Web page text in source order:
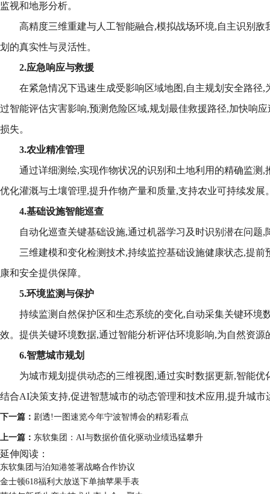
监视和地形分析。
高精度三维重建与人工智能融合,模拟战场环境,自主识别敌
划的真实性与灵活性。
2.应急响应与救援
在紧急情况下迅速生成受影响区域地图,自主规划安全路径,
过智能评估灾害影响,预测危险区域,规划最佳救援路径,加快响
损失。
3.农业精准管理
通过详细测绘,实现作物状况的识别和土地利用的精确监测
优化灌溉与土壤管理,提升作物产量和质量,支持农业可持续发展
4.基础设施智能巡查
自动化巡查关键基础设施,通过机器学习及时识别潜在问题
三维建模和变化检测技术,持续监控基础设施健康状态,提
康和安全提供保障。
5.环境监测与保护
持续监测自然保护区和生态系统的变化,自动采集关键环境
效。提供关键环境数据,通过智能分析评估环境影响,为自然资源
6.智慧城市规划
为城市规划提供动态的三维视图,通过实时数据更新,智能
结合AI决策支持,促进智慧城市的动态管理和技术应用,提升城市
下一篇： 剧透!一图速览今年宁波智博会的精彩看点
上一篇： 东软集团：AI与数据价值化驱动业绩迅猛攀升
延伸阅读：
东软集团与泊知港签署战略合作协议
金士顿618福利大放送下单抽苹果手表